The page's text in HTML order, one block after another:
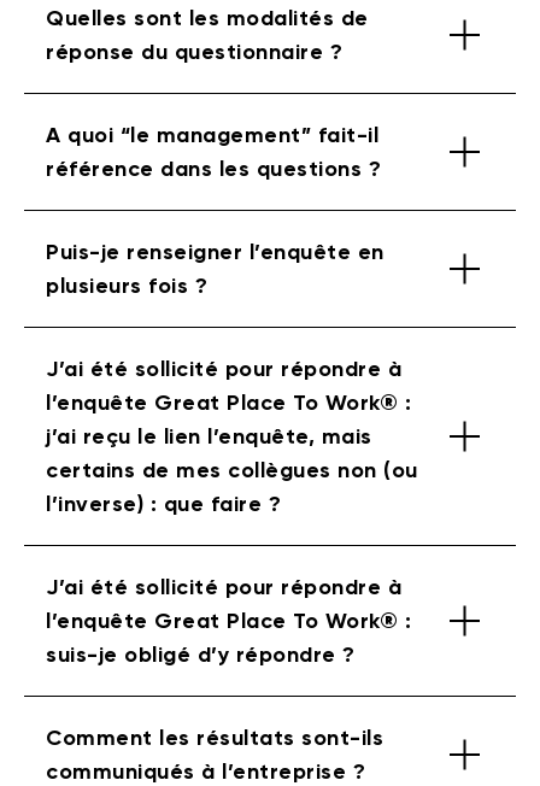
Quelles sont les modalités de
réponse du questionnaire ?
A quoi “le management” fait-il
référence dans les questions ?
Puis-je renseigner l’enquête en
plusieurs fois ?
J’ai été sollicité pour répondre à
l’enquête Great Place To Work® :
j’ai reçu le lien l’enquête, mais
certains de mes collègues non (ou
l’inverse) : que faire ?
J’ai été sollicité pour répondre à
l’enquête Great Place To Work® :
suis-je obligé d’y répondre ?
Comment les résultats sont-ils
communiqués à l’entreprise ?